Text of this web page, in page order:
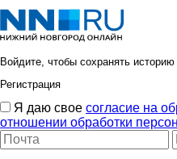
Войдите, чтобы сохранять
Регистрация
Я даю свое согласие на
отношении обработки